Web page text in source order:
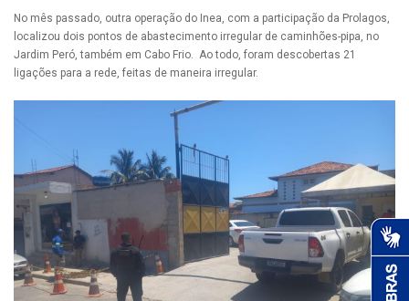
No mês passado, outra operação do Inea, com a participação da Prolagos,
localizou dois pontos de abastecimento irregular de caminhões-pipa, no
Jardim Peró, também em Cabo Frio. Ao todo, foram descobertas 21
ligações para a rede, feitas de maneira irregular.